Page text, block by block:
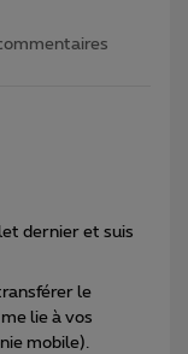
dernier et suis
le
lie à vos
mobile).